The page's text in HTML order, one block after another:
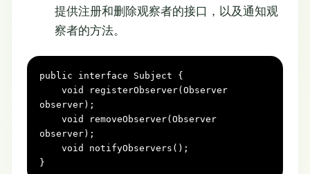
提供注册和删除观察者的接口，以及通知观
察者的方法。
public interface Subject {
void
registerObserver(Observer
observer) ;
void
removeObserver(Observer
observer) ;
void
notifyObservers() ;
}